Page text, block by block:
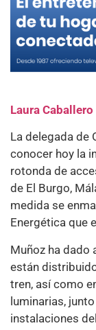
Laura Caballero
La delegada de
conocer hoy la
rotonda de
de El Burgo,
medida se
Energética que
Muñoz ha dado
están
tren, así como
luminarias,
instalaciones